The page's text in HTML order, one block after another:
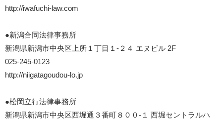
http://iwafuchi-law.com
●新潟合同法律事務所
新潟県新潟市中央区上所１丁目１-２４ エヌビル 2F
025-245-0123
http://niigatagoudou-lo.jp
●松岡立行法律事務所
新潟県新潟市中央区西堀通３番町８００-１ 西堀セントラルハ